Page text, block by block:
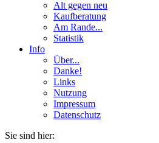
Alt gegen neu
Kaufberatung
Am Rande...
Statistik
Info
Über...
Danke!
Links
Nutzung
Impressum
Datenschutz
Sie sind hier: